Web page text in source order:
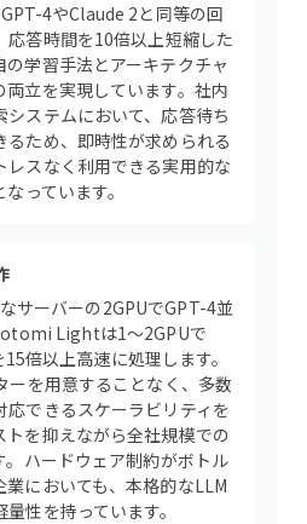
4やClaude 2と同等の回
応答時間を10倍以上短縮した
学習手法とアーキテクチャ
両立を実現しています。社内
システムにおいて、応答待ち
ため、即時性が求められる
レスなく利用できる実用的な
っています。
サーバーの2GPUでGPT-4並
Lightは1～2GPUで
倍以上高速に処理します。
ーを用意することなく、多数
応できるスケーラビリティを
を抑えながら全社規模での
。ハードウェア制約がボトル
においても、本格的なLLM
性を持っています。